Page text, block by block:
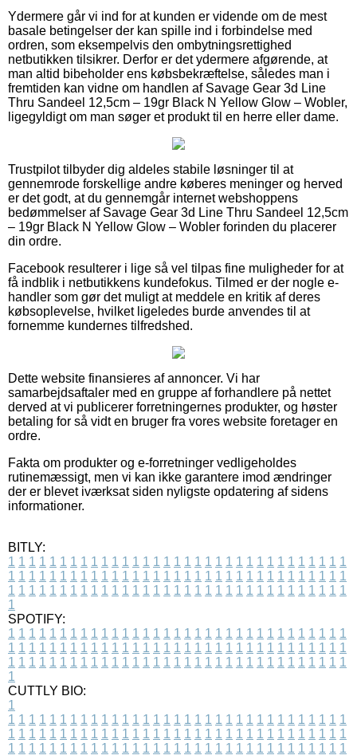
Ydermere går vi ind for at kunden er vidende om de mest
basale betingelser der kan spille ind i forbindelse med
ordren, som eksempelvis den ombytningsrettighed
netbutikken tilsikrer. Derfor er det ydermere afgørende, at
man altid bibeholder ens købsbekræftelse, således man i
fremtiden kan vidne om handlen af Savage Gear 3d Line
Thru Sandeel 12,5cm – 19gr Black N Yellow Glow – Wobler,
ligegyldigt om man søger et produkt til en herre eller dame.
Trustpilot tilbyder dig aldeles stabile løsninger til at
gennemrode forskellige andre køberes meninger og herved
er det godt, at du gennemgår internet webshoppens
bedømmelser af Savage Gear 3d Line Thru Sandeel 12,5cm
– 19gr Black N Yellow Glow – Wobler forinden du placerer
din ordre.
Facebook resulterer i lige så vel tilpas fine muligheder for at
få indblik i netbutikkens kundefokus. Tilmed er der nogle e-
handler som gør det muligt at meddele en kritik af deres
købsoplevelse, hvilket ligeledes burde anvendes til at
fornemme kundernes tilfredshed.
Dette website finansieres af annoncer. Vi har
samarbejdsaftaler med en gruppe af forhandlere på nettet
derved at vi publicerer forretningernes produkter, og høster
betaling for så vidt en bruger fra vores website foretager en
ordre.
Fakta om produkter og e-forretninger vedligeholdes
rutinemæssigt, men vi kan ikke garantere imod ændringer
der er blevet iværksat siden nyligste opdatering af sidens
informationer.
BITLY:
1 1 1 1 1 1 1 1 1 1 1 1 1 1 1 1 1 1 1 1 1 1 1 1 1 1 1 1 1 1 1 1 1
1 1 1 1 1 1 1 1 1 1 1 1 1 1 1 1 1 1 1 1 1 1 1 1 1 1 1 1 1 1 1 1 1
1 1 1 1 1 1 1 1 1 1 1 1 1 1 1 1 1 1 1 1 1 1 1 1 1 1 1 1 1 1 1 1 1
1
SPOTIFY:
1 1 1 1 1 1 1 1 1 1 1 1 1 1 1 1 1 1 1 1 1 1 1 1 1 1 1 1 1 1 1 1 1
1 1 1 1 1 1 1 1 1 1 1 1 1 1 1 1 1 1 1 1 1 1 1 1 1 1 1 1 1 1 1 1 1
1 1 1 1 1 1 1 1 1 1 1 1 1 1 1 1 1 1 1 1 1 1 1 1 1 1 1 1 1 1 1 1 1
1
CUTTLY BIO:
1
1 1 1 1 1 1 1 1 1 1 1 1 1 1 1 1 1 1 1 1 1 1 1 1 1 1 1 1 1 1 1 1 1
1 1 1 1 1 1 1 1 1 1 1 1 1 1 1 1 1 1 1 1 1 1 1 1 1 1 1 1 1 1 1 1 1
1 1 1 1 1 1 1 1 1 1 1 1 1 1 1 1 1 1 1 1 1 1 1 1 1 1 1 1 1 1 1 1 1